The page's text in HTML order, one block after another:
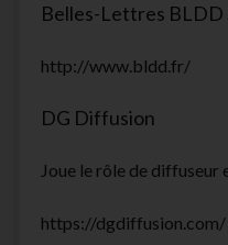
Belles-Lettres BLDD
http://www.bldd.fr/
DG Diffusion
Joue le rôle de diffuseur
https://dgdiffusion.com/